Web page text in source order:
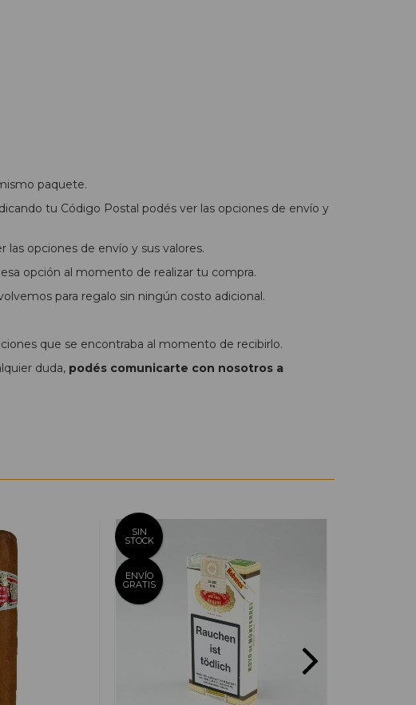
paquete.
tu Código Postal podés ver las opciones de envío y
opciones de envío y sus valores.
opción al momento de realizar tu compra.
para regalo sin ningún costo adicional.
que se encontraba al momento de recibirlo.
duda, podés comunicarte con nosotros a
SIN
STOCK
ENVÍO
GRATIS